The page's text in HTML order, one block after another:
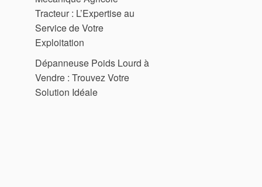
Tracteur : L’Expertise au
Service de Votre
Exploitation
Dépanneuse Poids Lourd à
Vendre : Trouvez Votre
Solution Idéale